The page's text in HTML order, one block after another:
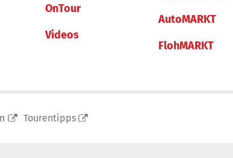
OnTour
Videos
AutoMARKT
FlohMARKT
Tourentipps